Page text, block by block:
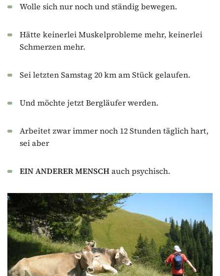
Wolle sich nur noch und ständig bewegen.
Hätte keinerlei Muskelprobleme mehr, keinerlei
Schmerzen mehr.
Sei letzten Samstag 20 km am Stück gelaufen.
Und möchte jetzt Bergläufer werden.
Arbeitet zwar immer noch 12 Stunden täglich hart,
sei aber
EIN ANDERER MENSCHauch psychisch.